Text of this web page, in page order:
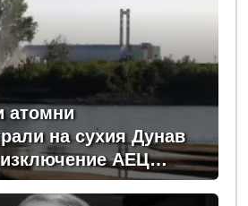
атомни
на сухия Дунав
изключение АЕЦ